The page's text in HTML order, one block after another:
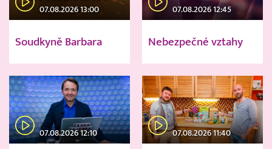
07.08.2026 13:00
Soudkyně Barbara
07.08.2026 12:45
Nebezpečné vztahy
07.08.2026 12:10 07.08.2026 11:40